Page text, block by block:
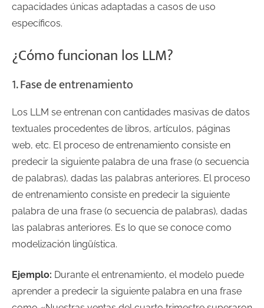
capacidades únicas adaptadas a casos de uso
específicos.
¿Cómo funcionan los LLM?
1. Fase de entrenamiento
Los LLM se entrenan con cantidades masivas de datos
textuales procedentes de libros, artículos, páginas
web, etc. El proceso de entrenamiento consiste en
predecir la siguiente palabra de una frase (o secuencia
de palabras), dadas las palabras anteriores. El proceso
de entrenamiento consiste en predecir la siguiente
palabra de una frase (o secuencia de palabras), dadas
las palabras anteriores. Es lo que se conoce como
modelización lingüística.
Ejemplo: Durante el entrenamiento, el modelo puede
aprender a predecir la siguiente palabra en una frase